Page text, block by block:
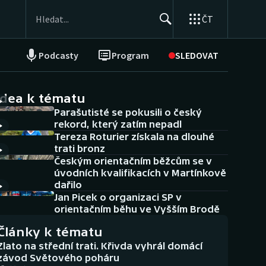
ČT
Podcasty Program SLEDOVAT
NEPŘEHLÉDNĚTE
Historické návraty
Aplikace ČT sport
AZ kvíz
k tématu
Parašutisté se pokusili o český
rekord, který zatím nepadl
Tereza Roturier získala na dlouhé
trati bronz
Českým orientačním běžcům se v
úvodních kvalifikacích v Martínkově
dařilo
Jan Picek o organizaci SP v
orientačním běhu ve Vyšším Brodě
k tématu
na střední trati. Křivda vyhrál domácí
Světového poháru